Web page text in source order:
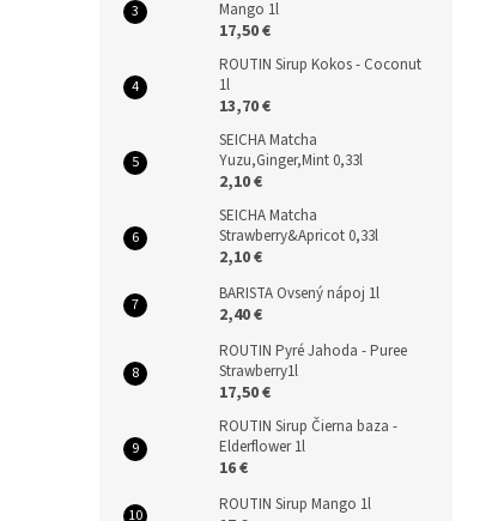
Mango 1l
17,50 €
ROUTIN Sirup Kokos - Coconut
1l
13,70 €
SEICHA Matcha
Yuzu,Ginger,Mint 0,33l
2,10 €
SEICHA Matcha
Strawberry&Apricot 0,33l
2,10 €
BARISTA Ovsený nápoj 1l
2,40 €
ROUTIN Pyré Jahoda - Puree
Strawberry1l
17,50 €
ROUTIN Sirup Čierna baza -
Elderflower 1l
16 €
ROUTIN Sirup Mango 1l